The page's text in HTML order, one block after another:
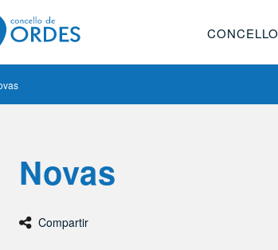
CONCELLO
Novas
Compartir